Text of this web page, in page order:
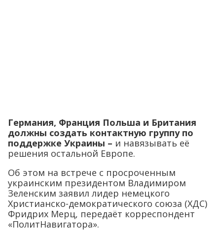
Германия, Франция Польша и Британия
должны создать контактную группу по
поддержке Украины – и навязывать её
решения остальной Европе.
Об этом на встрече с просроченным
украинским президентом Владимиром
Зеленским заявил лидер немецкого
Христианско-демократического союза (ХДС)
Фридрих Мерц, передаёт корреспондент
«ПолитНавигатора».